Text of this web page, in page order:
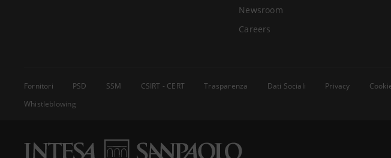
Newsroom
Careers
Fornitori PSD SSM CSIRT - CERT Trasparenza Dati Sociali Privacy
Whistleblowing